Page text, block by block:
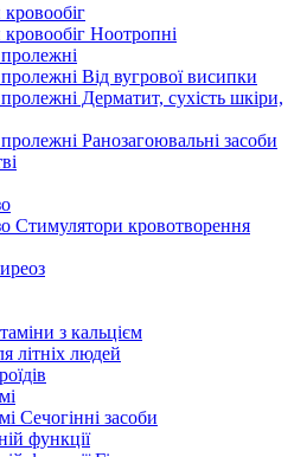
Ноотропні
Від вугрової висипки
Дерматит, сухість шкіри,
Ранозагоювальні засоби
Стимулятори кровотворення
з кальцієм
літніх людей
Сечогінні засоби
функції